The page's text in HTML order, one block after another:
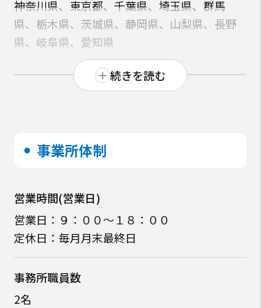
神奈川県、東京都、千葉県、埼玉県、群馬
県、栃木県、茨城県、静岡県、山梨県、長野
県、岐阜県、愛知県
JR「横浜駅」より徒歩20分
続きを読む
事業所体制
営業時間(営業日)
営業日：９：００～１８：００
定休日：毎月月末最終日
事務所職員数
2名